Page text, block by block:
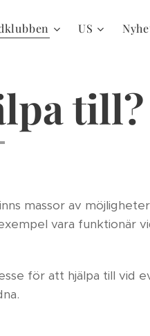
US
till?
massor av
vara funktionär
för att hjälpa till vid